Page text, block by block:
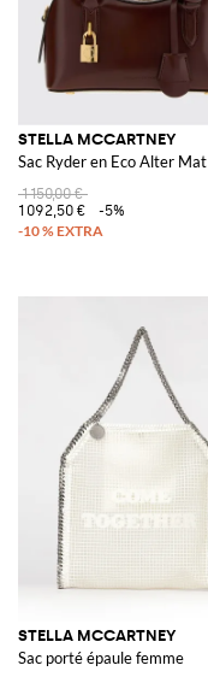
STELLA MCCARTNEY
Sac Ryder en Eco Alter Mat
1 150,00 €
1 092,50 €
-5%
STELLA MCCARTNEY
Sac porté épaule femme